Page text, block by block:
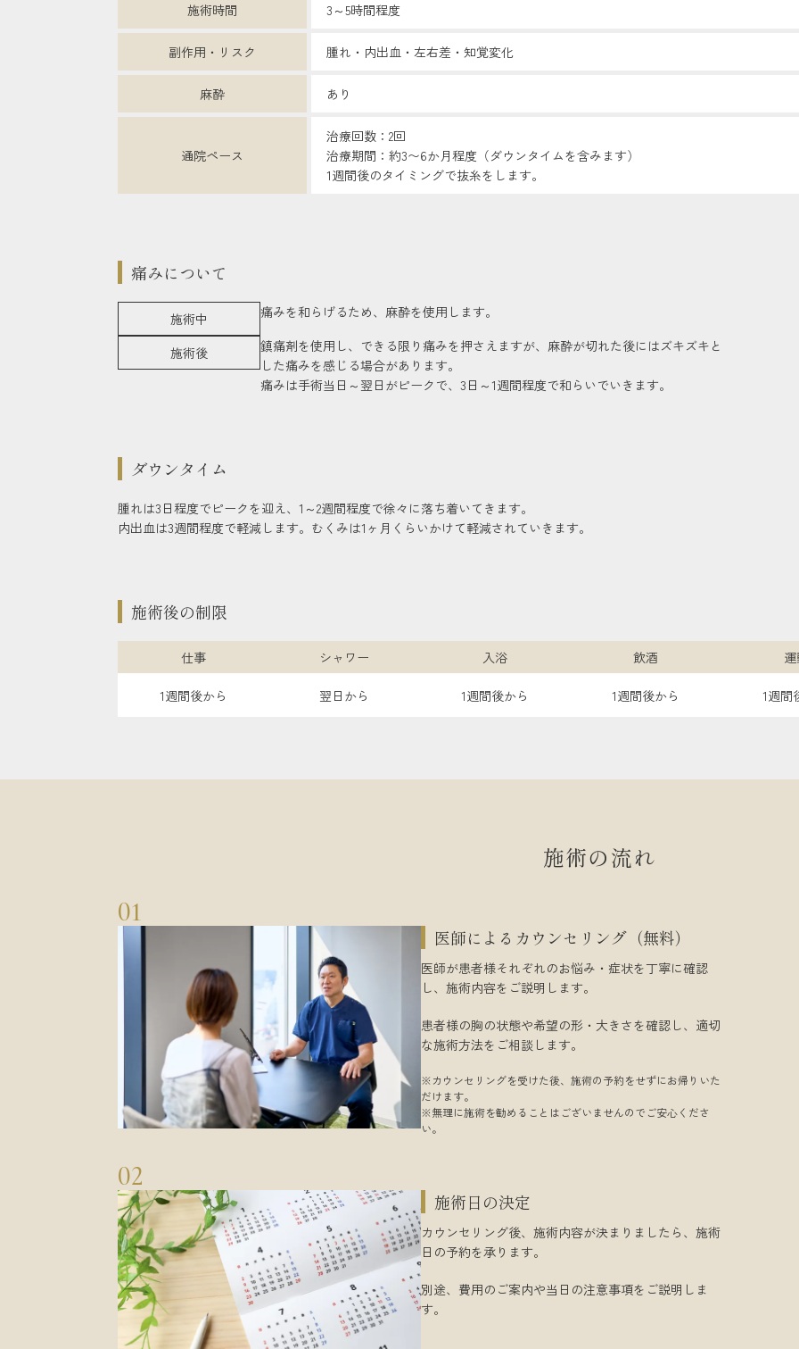
施術時間 3～5時間程度
副作用・リスク 腫れ・内出血・左右差・知覚変化
麻酔 あり
通院ペース
治療回数：2回
治療期間：約3〜6か月程度（ダウンタイムを含みます）
1週間後のタイミングで抜糸をします。
痛みについて
施術中 痛みを和らげるため、麻酔を使用します。
施術後
鎮痛剤を使用し、できる限り痛みを押さえますが、麻酔が切れた後にはズキズキと
した痛みを感じる場合があります。
痛みは手術当日～翌日がピークで、3日～1週間程度で和らいでいきます。
ダウンタイム
腫れは3日程度でピークを迎え、1～2週間程度で徐々に落ち着いてきます。
内出血は3週間程度で軽減します。むくみは1ヶ月くらいかけて軽減されていきます。
施術後の制限
仕事
1週間後から
シャワー
翌日から
入浴
1週間後から
飲酒
1週間後から 1週間
施術の流れ
医師によるカウンセリング（無料）
医師が患者様それぞれのお悩み・症状を丁寧に確認
し、施術内容をご説明します。
患者様の胸の状態や希望の形・大きさを確認し、適切
な施術方法をご相談します。
※カウンセリングを受けた後、施術の予約をせずにお帰りいた
だけます。
※無理に施術を勧めることはございませんのでご安心くださ
い。
施術日の決定
カウンセリング後、施術内容が決まりましたら、施術
日の予約を承ります。
別途、費用のご案内や当日の注意事項をご説明しま
す。